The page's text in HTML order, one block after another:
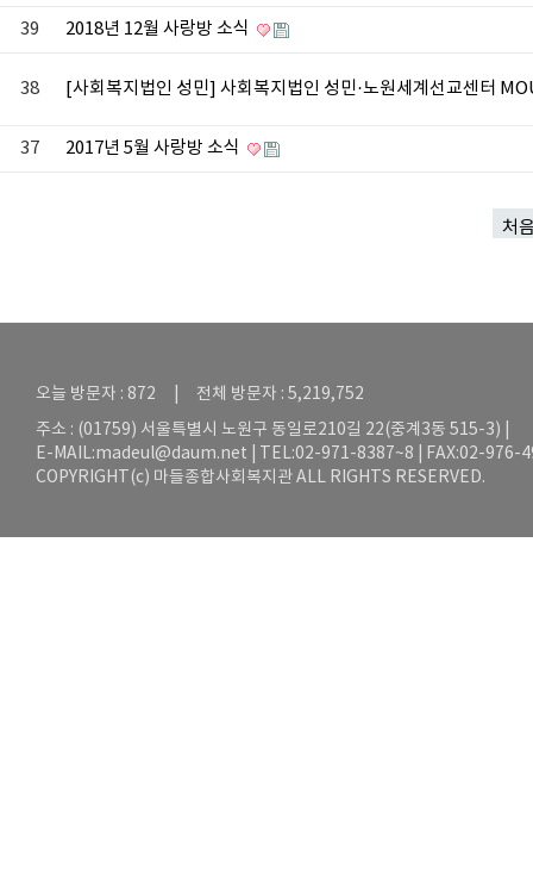
39 2018년 12월 사랑방 소식
38 [사회복지법인 성민] 사회복지법인 성민·노원세계선교센터
37 2017년 5월 사랑방 소식
처
오늘 방문자 : 872 | 전체 방문자 : 5,219,752
주소 : (01759) 서울특별시 노원구 동일로210길 22(중계3동 515-3) |
E-MAIL:madeul@daum.net | TEL:02-971-8387~8 | FAX:02-976-
COPYRIGHT(c) 마들종합사회복지관 ALL RIGHTS RESERVED.